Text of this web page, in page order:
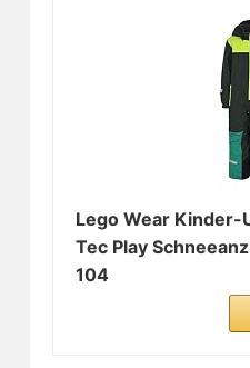
Lego Wear Kinder-
Tec Play
104